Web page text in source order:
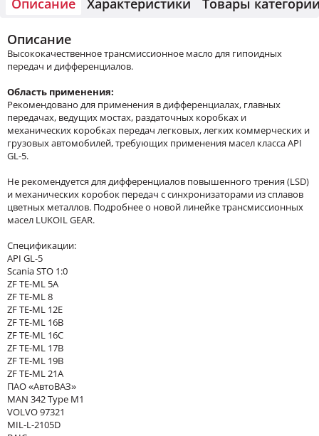
Описание
Высококачественное трансмиссионное масло для гипоидных
передач и дифференциалов.
Область применения:
Рекомендовано для применения в дифференциалах, главных
передачах, ведущих мостах, раздаточных коробках и
механических коробках передач легковых, легких коммерческих и
грузовых автомобилей, требующих применения масел класса API
GL-5.
Не рекомендуется для дифференциалов повышенного трения (LSD)
и механических коробок передач с синхронизаторами из сплавов
цветных металлов. Подробнее о новой линейке трансмиссионных
масел LUKOIL GEAR.
Спецификации:
API GL-5
Scania STO 1:0
ZF TE-ML 5A
ZF TE-ML 8
ZF TE-ML 12E
ZF TE-ML 16B
ZF TE-ML 16C
ZF TE-ML 17B
ZF TE-ML 19B
ZF TE-ML 21A
ПАО «АвтоВАЗ»
MAN 342 Type M1
VOLVO 97321
MIL-L-2105D